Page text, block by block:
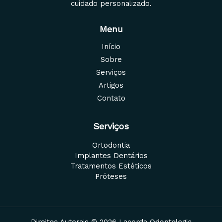
cuidado personalizado.
Menu
Início
Sobre
Serviços
Artigos
Contato
Serviços
Ortodontia
Implantes Dentários
Tratamentos Estéticos
Próteses